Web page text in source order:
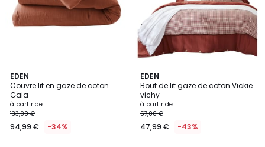
EDEN
Couvre lit en gaze de coton
Gaia
à partir de
133,00 €
94,99 € -34%
18
Couleurs
EDEN
Bout de lit gaze de coton Vickie
vichy
à partir de
57,00 €
47,99 € -43%
5
Couleurs